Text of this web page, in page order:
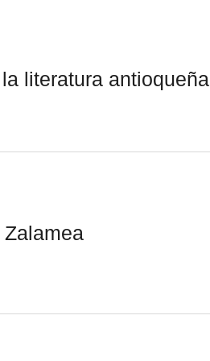
literatura antioqueña